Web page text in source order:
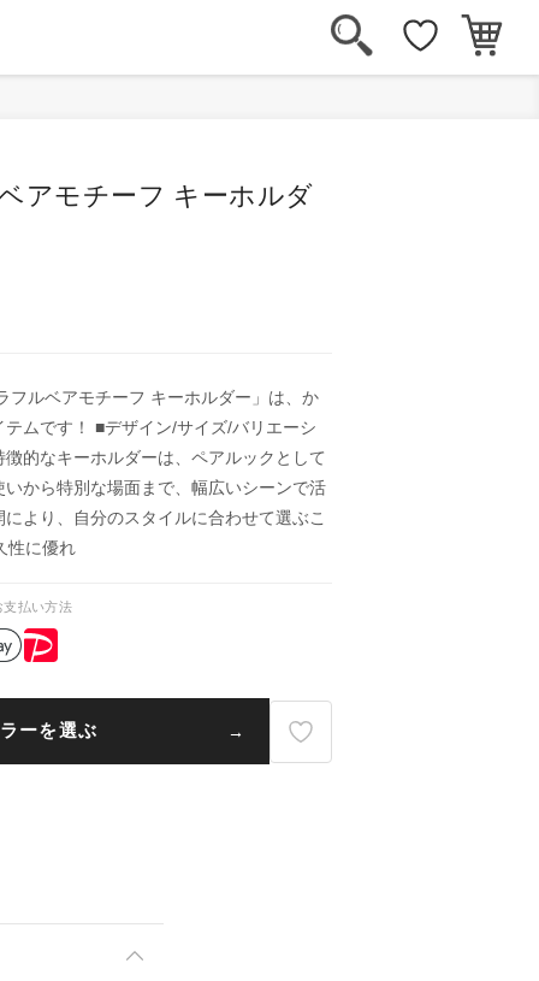
アモチーフ キーホルダ
フルベアモチーフ キーホルダー」は、か
ムです！ ■デザイン/サイズ/バリエーシ
的なキーホルダーは、ペアルックとして
から特別な場面まで、幅広いシーンで活
より、自分のスタイルに合わせて選ぶこ
性に優れ
支払い方法
ーを選ぶ